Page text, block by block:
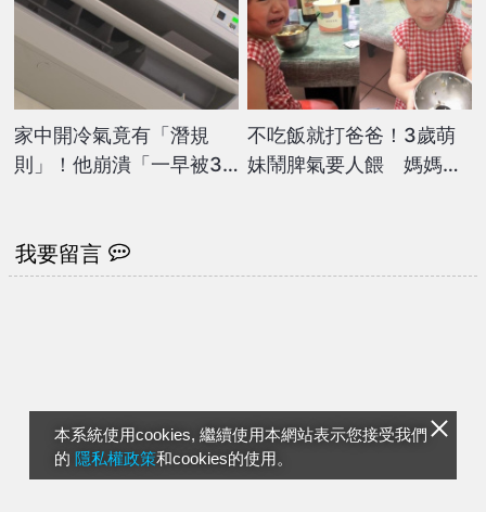
本系統使用cookies, 繼續使用本網站表示您接受我們
的 隱私權政策和cookies的使用。
家中開冷氣竟有「潛規
則」！他崩潰「一早被32
不吃飯就打爸爸！3歲萌
妹鬧脾氣要人餵 媽媽佯
我要留言